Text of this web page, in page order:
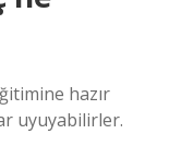
hazır
uyuyabilirler.